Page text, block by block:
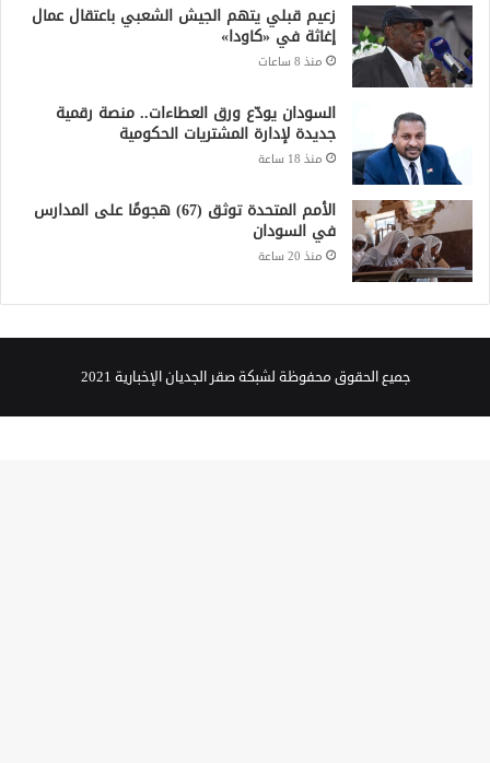
زعيم قبلي يتهم الجيش الشعبي باعتقال عمال
إغاثة في «كاودا»
منذ 8 ساعات
السودان يودّع ورق العطاءات.. منصة رقمية
جديدة لإدارة المشتريات الحكومية
منذ 18 ساعة
الأمم المتحدة توثق (67) هجومًا على المدارس
في السودان
منذ 20 ساعة
جميع الحقوق محفوظة لشبكة صقر الجديان الإخبارية 2021